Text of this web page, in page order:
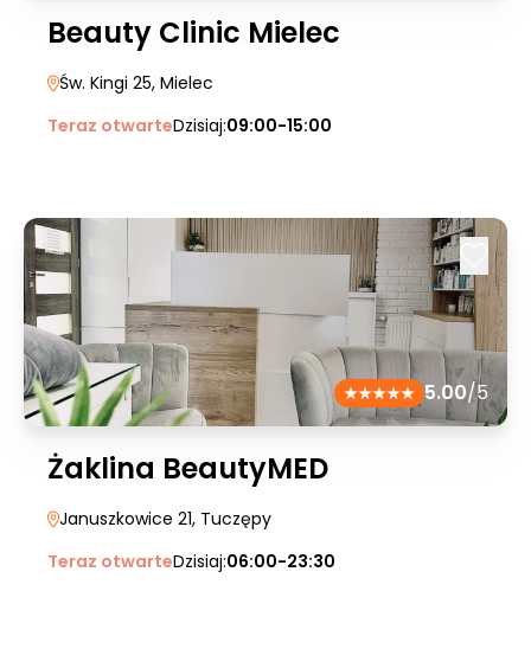
Beauty Clinic Mielec
Św. Kingi 25, Mielec
Teraz otwarteDzisiaj:09:00-15:00
5.00/5
Żaklina BeautyMED
Januszkowice 21, Tuczępy
Teraz otwarteDzisiaj:06:00-23:30